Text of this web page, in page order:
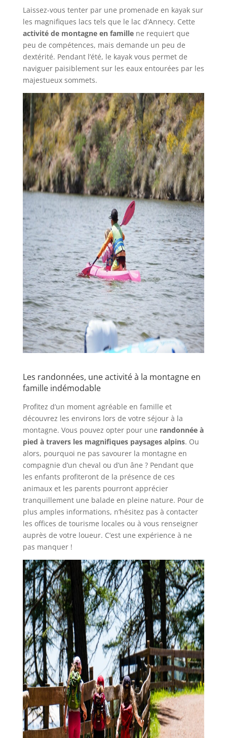
Laissez-vous tenter par une promenade en kayak sur
les magnifiques lacs tels que le lac d’Annecy. Cette
activité de montagne en famillene requiert que
peu de compétences, mais demande un peu de
dextérité. Pendant l’été, le kayak vous permet de
naviguer paisiblement sur les eaux entourées par les
majestueux sommets.
Les randonnées, une activité à la montagne en
famille indémodable
Profitez d’un moment agréable en famille et
découvrez les environs lors de votre séjour à la
montagne. Vous pouvez opter pour une randonnée à
pied à travers les magnifiques paysages alpins. Ou
alors, pourquoi ne pas savourer la montagne en
compagnie d’un cheval ou d’un âne ? Pendant que
les enfants profiteront de la présence de ces
animaux et les parents pourront apprécier
tranquillement une balade en pleine nature. Pour de
plus amples informations, n’hésitez pas à contacter
les offices de tourisme locales ou à vous renseigner
auprès de votre loueur. C’est une expérience à ne
pas manquer !